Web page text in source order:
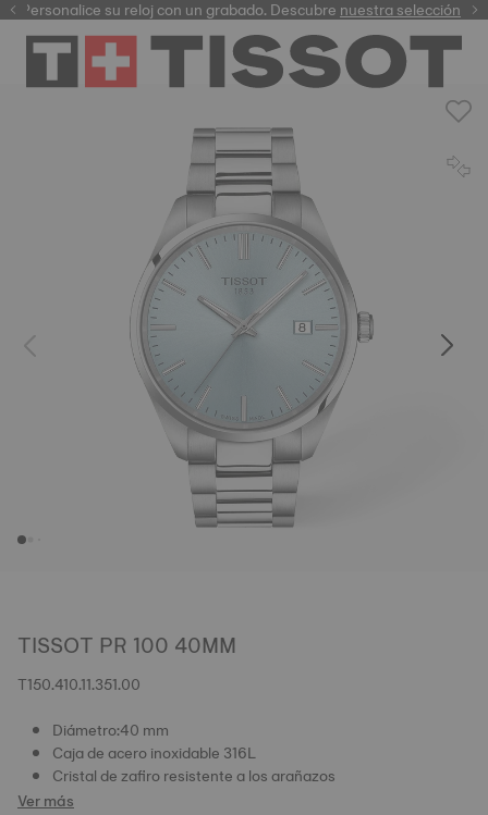
Personalice su reloj con un grabado. Descubrenuestra selección
garantía digital
TISSOT PR 100 40MM
T150.410.11.351.00
Diámetro:40 mm
Caja de acero inoxidable 316L
Cristal de zafiro resistente a los arañazos
Ver más